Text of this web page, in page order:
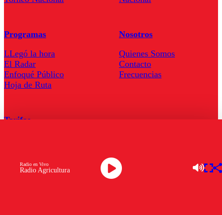
Radio Agricultura
Radio en Vivo
Programas
LLegó la hora
El Radar
Enfoqué Público
Hoja de Ruta
Nosotros
Quienes Somos
Contacto
Frecuencias
Tarifas